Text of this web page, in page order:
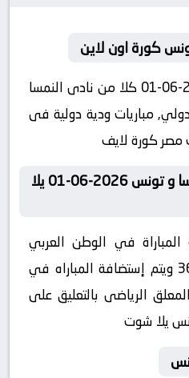
كورة اون لاين
يلا شوت يلتقى اليوم 2026-06-01 كلا من نادى النمسا
مباريات ودية دولية فى
معلومات عن مباراة النمسا و تونس 2026-06-01 يلا
في الوطن العربي
فضائيا على قناة كورة 360 ويتم إستضافة المباراه في
الرياضى بالتعليق على
يلا شوت